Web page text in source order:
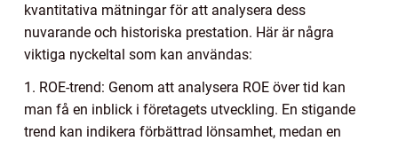
kvantitativa mätningar för att analysera dess
nuvarande och historiska prestation. Här är några
viktiga nyckeltal som kan användas:
1. ROE-trend: Genom att analysera ROE över tid kan
man få en inblick i företagets utveckling. En stigande
trend kan indikera förbättrad lönsamhet, medan en